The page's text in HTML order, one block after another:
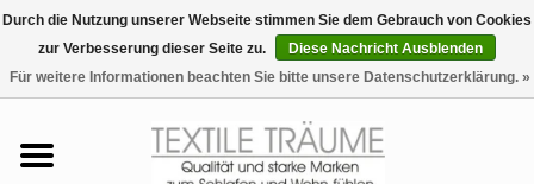
0 Artikel - €0,00
Durch die Nutzung unserer Webseite stimmen Sie dem Gebrauch von Cookies
zur Verbesserung dieser Seite zu.
Diese Nachricht Ausblenden
Für weitere Informationen beachten Sie bitte unsere Datenschutzerklärung. »